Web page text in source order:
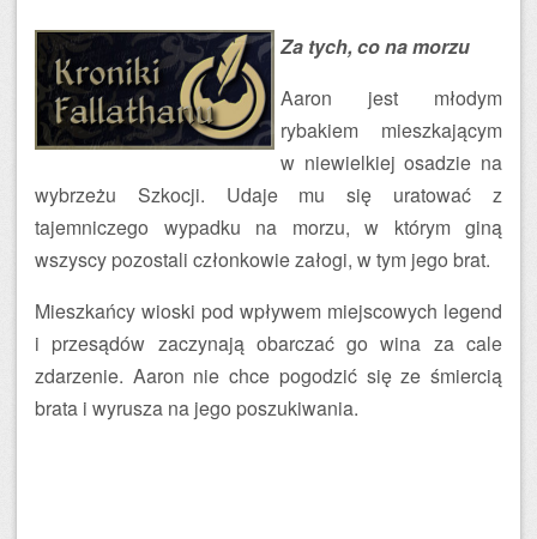
Za tych, co na morzu
Aaron jest młodym
rybakiem mieszkającym
w niewielkiej osadzie na
wybrzeżu Szkocji. Udaje mu się uratować z
tajemniczego wypadku na morzu, w którym giną
wszyscy pozostali członkowie załogi, w tym jego brat.
Mieszkańcy wioski pod wpływem miejscowych legend
i przesądów zaczynają obarczać go wina za cale
zdarzenie. Aaron nie chce pogodzić się ze śmiercią
brata i wyrusza na jego poszukiwania.